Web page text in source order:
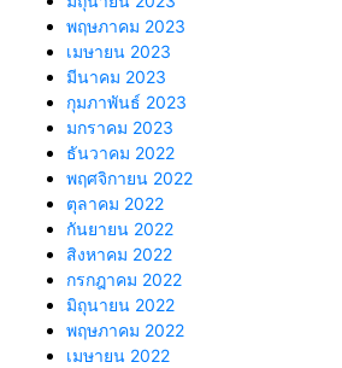
พฤษภาคม 2023
เมษายน 2023
มีนาคม 2023
กุมภาพันธ์ 2023
มกราคม 2023
ธันวาคม 2022
พฤศจิกายน 2022
ตุลาคม 2022
กันยายน 2022
สิงหาคม 2022
กรกฎาคม 2022
มิถุนายน 2022
พฤษภาคม 2022
เมษายน 2022